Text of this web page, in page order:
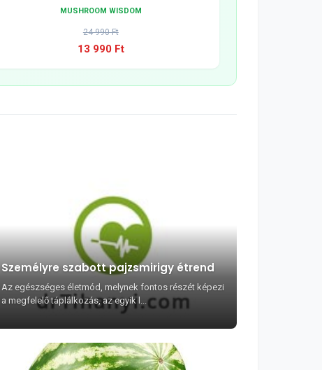
MUSHROOM WISDOM
24 990 Ft
13 990 Ft
Személyre szabott pajzsmirigy étrend
Az egészséges életmód, melynek fontos részét képezi
a megfelelő táplálkozás, az egyik l...